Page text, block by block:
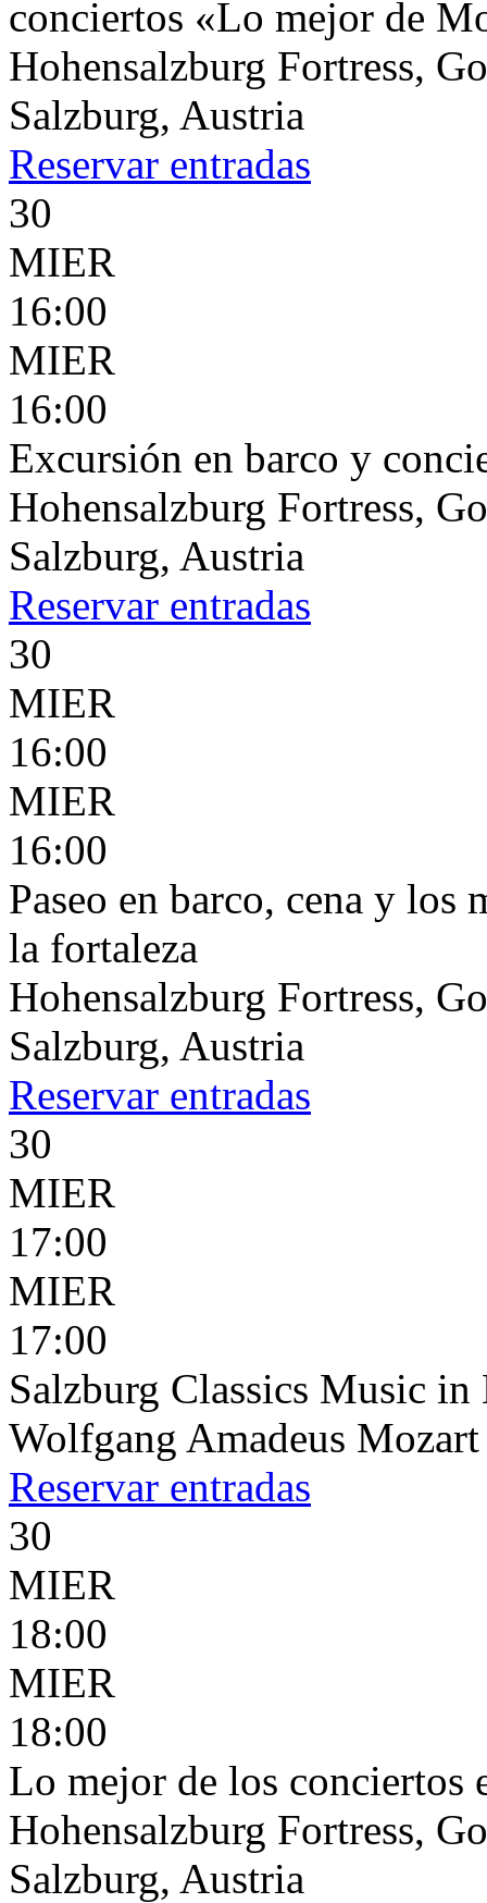
conciertos «Lo mejor de
Hohensalzburg Fortress,
Salzburg, Austria
Reservar entradas
30
MIER
16:00
MIER
16:00
Excursión en barco y
Hohensalzburg Fortress,
Salzburg, Austria
Reservar entradas
30
MIER
16:00
MIER
16:00
Paseo en barco, cena y los
la fortaleza
Hohensalzburg Fortress,
Salzburg, Austria
Reservar entradas
30
MIER
17:00
MIER
17:00
Salzburg Classics Music
Wolfgang Amadeus Mozart
Reservar entradas
30
MIER
18:00
MIER
18:00
Lo mejor de los conciertos
Hohensalzburg Fortress,
Salzburg, Austria